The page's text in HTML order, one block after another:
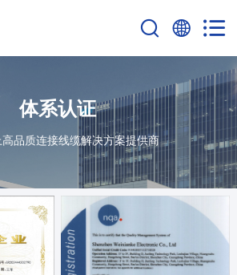
体系认证
品质连接线缆解决方案提供商